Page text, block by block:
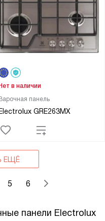
Варочная панель
Electrolux GRE263MX
Нет в наличии
ЕЩЁ
5 6
панели Electrolux